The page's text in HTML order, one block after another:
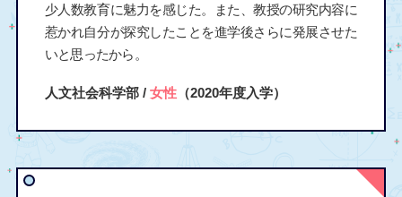
少人数教育に魅力を感じた。また、教授の研究内容に
惹かれ自分が探究したことを進学後さらに発展させた
いと思ったから。
人文社会科学部 / 女性（2020年度入学）